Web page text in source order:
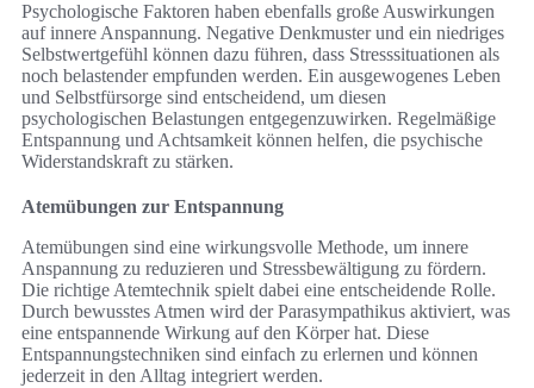
Psychologische Faktoren haben ebenfalls große Auswirkungen
auf innere Anspannung. Negative Denkmuster und ein niedriges
Selbstwertgefühl können dazu führen, dass Stresssituationen als
noch belastender empfunden werden. Ein ausgewogenes Leben
und Selbstfürsorge sind entscheidend, um diesen
psychologischen Belastungen entgegenzuwirken. Regelmäßige
Entspannung und Achtsamkeit können helfen, die psychische
Widerstandskraft zu stärken.
Atemübungen zur Entspannung
Atemübungen sind eine wirkungsvolle Methode, um innere
Anspannung zu reduzieren und Stressbewältigung zu fördern.
Die richtige Atemtechnik spielt dabei eine entscheidende Rolle.
Durch bewusstes Atmen wird der Parasympathikus aktiviert, was
eine entspannende Wirkung auf den Körper hat. Diese
Entspannungstechniken sind einfach zu erlernen und können
jederzeit in den Alltag integriert werden.